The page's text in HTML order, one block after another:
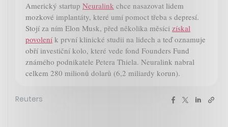
Americký startup Neuralink chce nasazovat lidem
mozkové implantáty, které umí pomoct třeba s depresí.
Stojí za ním Elon Musk, před několika měsíci získal
povolení k první klinické studii na lidech a teď oznamuje
obří investiční kolo, které vede fond Founders Fund
známého podnikatele Petera Thiela. Neuralink nabral
celkem 280 milionů dolarů (6,2 miliardy korun).
Reuters